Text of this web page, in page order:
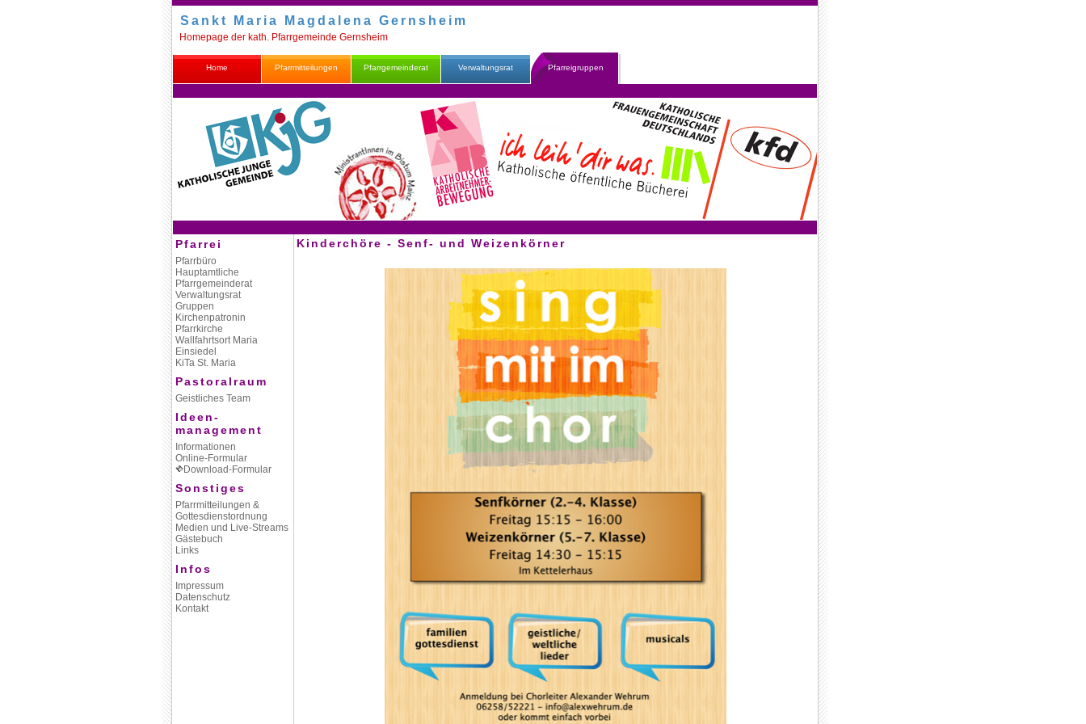
Sankt Maria Magdalena Gernsheim
Homepage der kath. Pfarrgemeinde Gernsheim
Home Pfarrmitteilungen Pfarrgemeinderat Verwaltungsrat Pfarreigruppen
Pfarrei
Pfarrbüro
Hauptamtliche
Pfarrgemeinderat
Verwaltungsrat
Gruppen
Kirchenpatronin
Pfarrkirche
Wallfahrtsort Maria
Einsiedel
KiTa St. Maria
Pastoralraum
Geistliches Team
Ideen-
management
Informationen
Online-Formular
Download-Formular
Sonstiges
Pfarrmitteilungen &
Gottesdienstordnung
Medien und Live-Streams
Gästebuch
Links
Infos
Impressum
Datenschutz
Kontakt
Kinderchöre - Senf- und Weizenkörner